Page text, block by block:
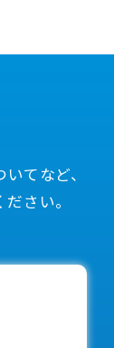
てなど、
さい。